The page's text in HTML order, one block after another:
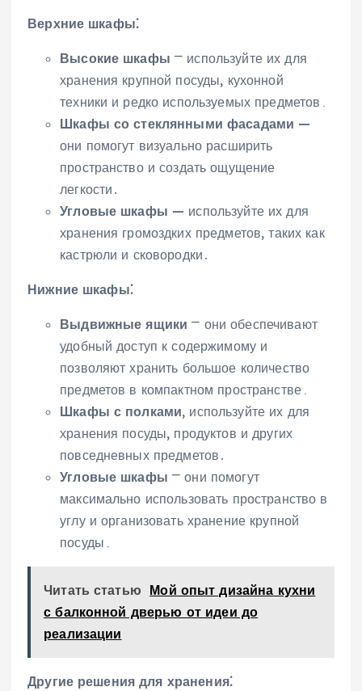
Верхние шкафы⁚
Высокие шкафы ⎻ используйте их для
хранения крупной посуды‚ кухонной
техники и редко используемых предметов․
Шкафы со стеклянными фасадами —
они помогут визуально расширить
пространство и создать ощущение
легкости․
Угловые шкафы — используйте их для
хранения громоздких предметов‚ таких как
кастрюли и сковородки․
Нижние шкафы⁚
Выдвижные ящики ⎻ они обеспечивают
удобный доступ к содержимому и
позволяют хранить большое количество
предметов в компактном пространстве․
Шкафы с полками, используйте их для
хранения посуды‚ продуктов и других
повседневных предметов․
Угловые шкафы ⎻ они помогут
максимально использовать пространство в
углу и организовать хранение крупной
посуды․
Читать статью Мой опыт дизайна кухни
с балконной дверью от идеи до
реализации
Другие решения для хранения⁚